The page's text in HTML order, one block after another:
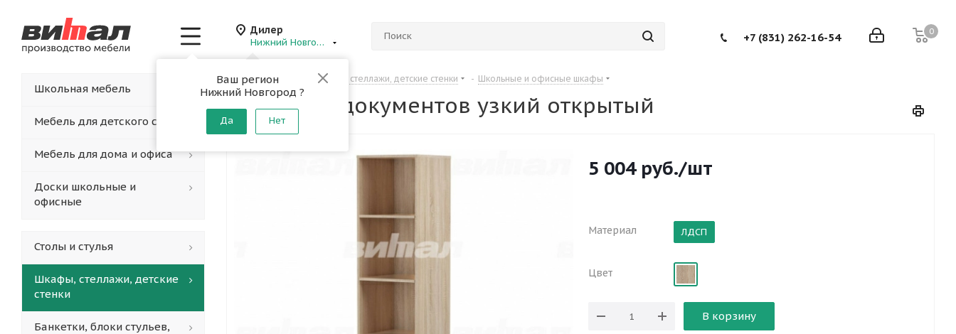
Дилер
Нижний Новгород
Ваш регион
Нижний Новгород ?
Да Нет
0
+7 (831) 262-16-54
Главная - Каталог Шкафы, стеллажи, детские стенки - Школьные и офисные шкафы
Шкаф для документов узкий открытый
5 004руб./шт
Материал ЛДСП
Цвет
В корзину
Школьная мебель
Мебель для детского сада
Мебель для дома и офиса
Доски школьные и
офисные
Столы и стулья
Шкафы, стеллажи, детские
стенки
Банкетки, блоки стульев,